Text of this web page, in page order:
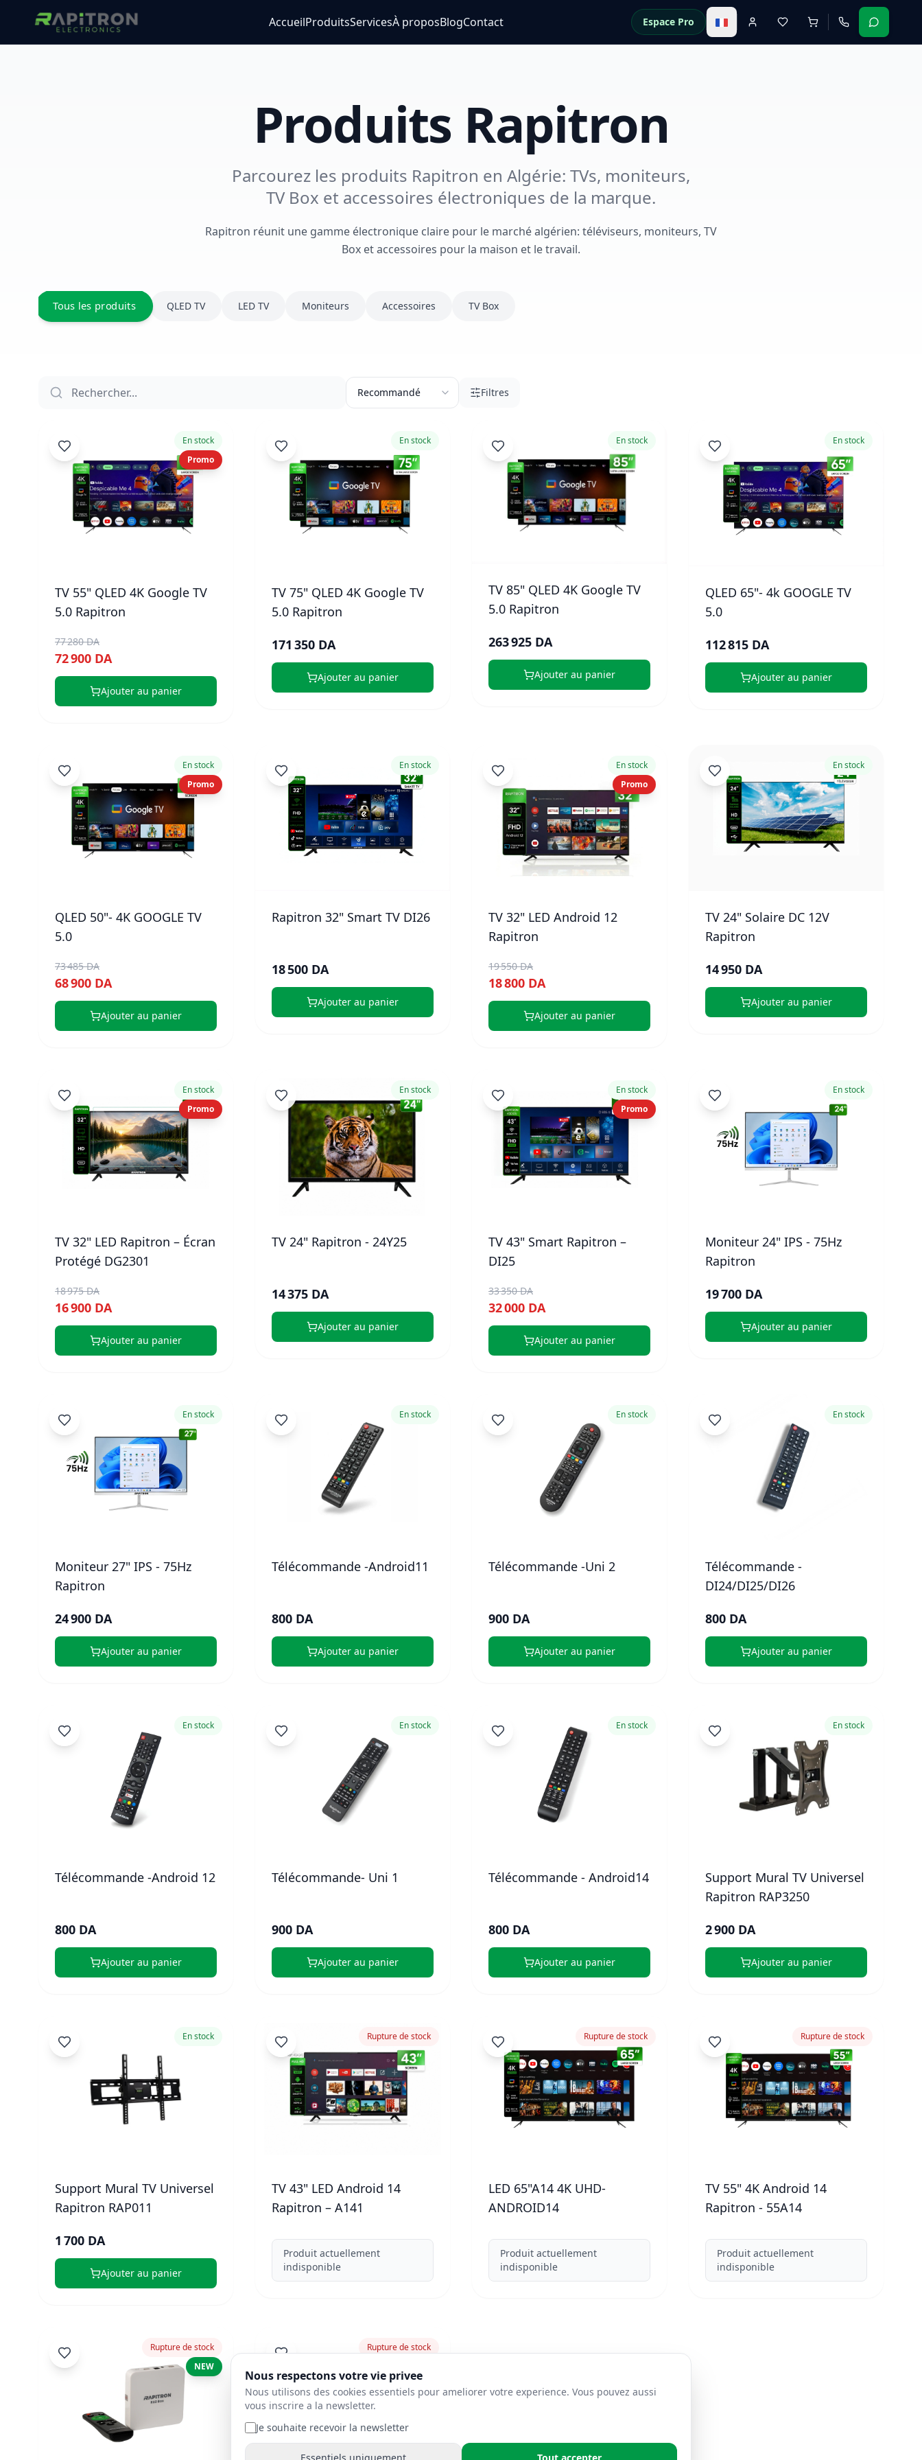
AccueilProduitsServicesÀ proposBlogContact Espace Pro
Produits Rapitron
Parcourez les produits Rapitron en Algérie: TVs, moniteurs,
TV Box et accessoires électroniques de la marque.
Rapitron réunit une gamme électronique claire pour le marché algérien: téléviseurs, moniteurs, TV
Box et accessoires pour la maison et le travail.
Tous les produits QLED TV LED TV Moniteurs Accessoires TV Box
Filtres
En stock
Promo
TV 55" QLED 4K Google TV
5.0 Rapitron
77 280 DA
72 900 DA
Ajouter au panier
En stock
TV 75" QLED 4K Google TV
5.0 Rapitron
171 350 DA
Ajouter au panier
En stock
TV 85" QLED 4K Google TV
5.0 Rapitron
263 925 DA
Ajouter au panier
En stock
QLED 65"- 4k GOOGLE TV
5.0
112 815 DA
Ajouter au panier
En stock
Promo
QLED 50"- 4K GOOGLE TV
5.0
73 485 DA
68 900 DA
Ajouter au panier
En stock
Rapitron 32" Smart TV DI26
18 500 DA
Ajouter au panier
En stock
Promo
TV 32" LED Android 12
Rapitron
19 550 DA
18 800 DA
Ajouter au panier
En stock
TV 24" Solaire DC 12V
Rapitron
14 950 DA
Ajouter au panier
En stock
Promo
TV 32" LED Rapitron – Écran
Protégé DG2301
18 975 DA
16 900 DA
Ajouter au panier
En stock
TV 24" Rapitron - 24Y25
14 375 DA
Ajouter au panier
En stock
Promo
TV 43" Smart Rapitron –
DI25
33 350 DA
32 000 DA
Ajouter au panier
En stock
Moniteur 24" IPS - 75Hz
Rapitron
19 700 DA
Ajouter au panier
En stock
Moniteur 27" IPS - 75Hz
Rapitron
24 900 DA
Ajouter au panier
En stock
Télécommande -Android11
800 DA
Ajouter au panier
En stock
Télécommande -Uni 2
900 DA
Ajouter au panier
En stock
Télécommande -
DI24/DI25/DI26
800 DA
Ajouter au panier
En stock
Télécommande -Android 12
800 DA
Ajouter au panier
En stock
Télécommande- Uni 1
900 DA
Ajouter au panier
En stock
Télécommande - Android14
800 DA
Ajouter au panier
En stock
Support Mural TV Universel
Rapitron RAP3250
2 900 DA
Ajouter au panier
En stock
Support Mural TV Universel
Rapitron RAP011
1 700 DA
Ajouter au panier
Rupture de stock
TV 43" LED Android 14
Rapitron – A141
Produit actuellement
indisponible
Rupture de stock
LED 65"A14 4K UHD-
ANDROID14
Produit actuellement
indisponible
Rupture de stock
TV 55" 4K Android 14
Rapitron - 55A14
Produit actuellement
indisponible
Rupture de stock
NEW
Rupture de stock
Nous respectons votre vie privee
Nous utilisons des cookies essentiels pour ameliorer votre experience. Vous pouvez aussi
vous inscrire a la newsletter.
Je souhaite recevoir la newsletter